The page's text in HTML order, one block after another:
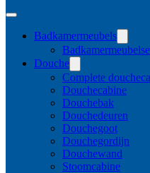
Badkamermeubels
Douche
Complete
Douchecabine
Douchebak
Douchedeuren
Douchegoot
Douchegordijn
Douchewand
Stoomcabine